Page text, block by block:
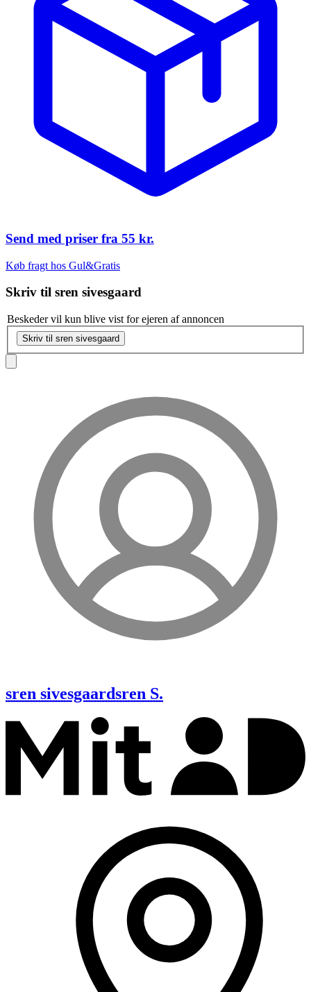
Send med priser fra 55 kr.
Køb fragt hos Gul&Gratis
Skriv til sren sivesgaard
Beskeder vil kun blive vist for ejeren af annoncen
Skriv til sren sivesgaard
sren sivesgaardsren S.